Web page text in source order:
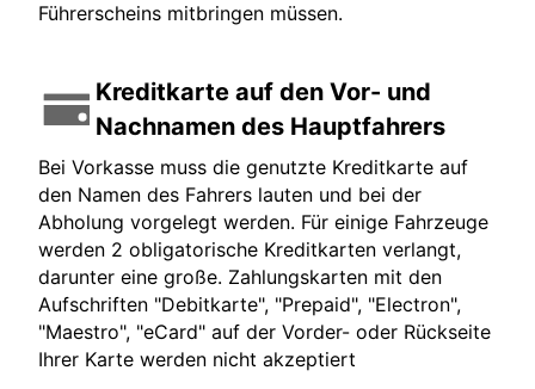
Führerscheins mitbringen müssen.
Kreditkarte auf den Vor- und
Nachnamen des Hauptfahrers
Bei Vorkasse muss die genutzte Kreditkarte auf
den Namen des Fahrers lauten und bei der
Abholung vorgelegt werden. Für einige Fahrzeuge
werden 2 obligatorische Kreditkarten verlangt,
darunter eine große. Zahlungskarten mit den
Aufschriften "Debitkarte", "Prepaid", "Electron",
"Maestro", "eCard" auf der Vorder- oder Rückseite
Ihrer Karte werden nicht akzeptiert